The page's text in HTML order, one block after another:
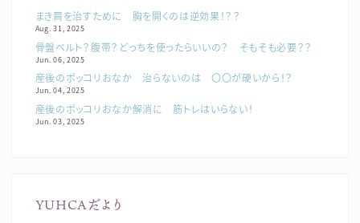
まき肩を治すために 胸を開くのは逆効果！？？
Aug. 31, 2025
骨盤ベルト？腹帯？どっちを使ったらいいの？ そもそも必要？？
Jun. 06, 2025
産後のポッコリおなか 治らないのは 〇〇が硬いから！？
Jun. 04, 2025
産後のポッコリおなか解消に 筋トレはいらない！
Jun. 03, 2025
YUHCAだより